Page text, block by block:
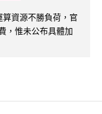
資源不勝負荷，官
，惟未公布具體加